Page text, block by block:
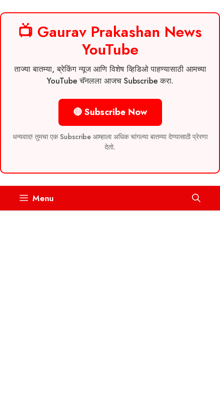
📺 Gaurav Prakashan News
YouTube
ताज्या बातम्या, ब्रेकिंग न्यूज आणि विशेष व्हिडिओ पाहण्यासाठी आमच्या
YouTube चॅनलला आजच Subscribe करा.
🔴 Subscribe Now
धन्यवाद! तुमचा एक Subscribe आम्हाला अधिक चांगल्या बातम्या देण्यासाठी प्रेरणा
देतो.
Menu